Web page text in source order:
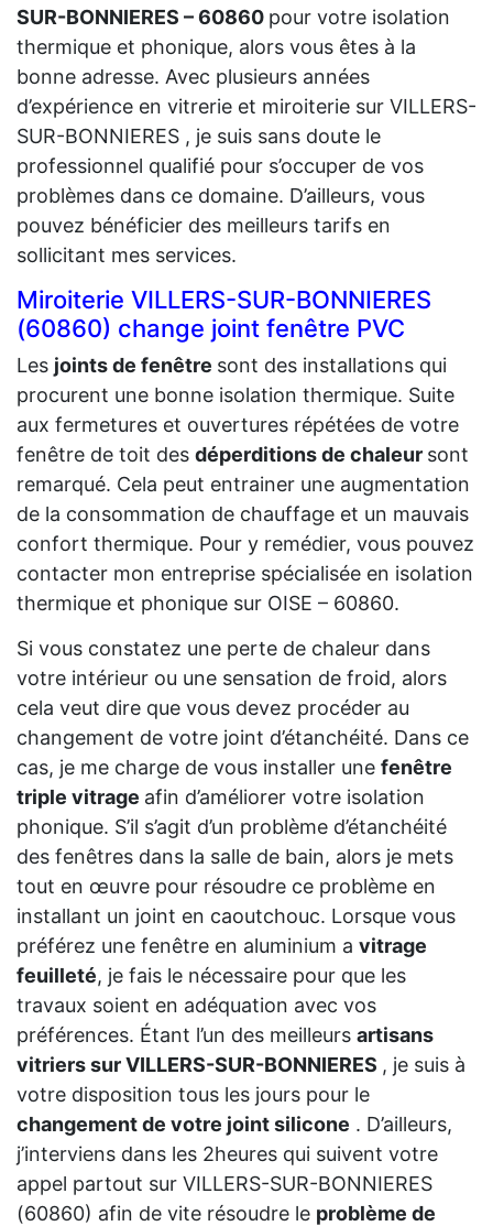
SUR-BONNIERES – 60860 pour votre isolation
thermique et phonique, alors vous êtes à la
bonne adresse. Avec plusieurs années
d’expérience en vitrerie et miroiterie sur VILLERS-
SUR-BONNIERES , je suis sans doute le
professionnel qualifié pour s’occuper de vos
problèmes dans ce domaine. D’ailleurs, vous
pouvez bénéficier des meilleurs tarifs en
sollicitant mes services.
Miroiterie VILLERS-SUR-BONNIERES
(60860) change joint fenêtre PVC
Les joints de fenêtre sont des installations qui
procurent une bonne isolation thermique. Suite
aux fermetures et ouvertures répétées de votre
fenêtre de toit des déperditions de chaleur sont
remarqué. Cela peut entrainer une augmentation
de la consommation de chauffage et un mauvais
confort thermique. Pour y remédier, vous pouvez
contacter mon entreprise spécialisée en isolation
thermique et phonique sur OISE – 60860.
Si vous constatez une perte de chaleur dans
votre intérieur ou une sensation de froid, alors
cela veut dire que vous devez procéder au
changement de votre joint d’étanchéité. Dans ce
cas, je me charge de vous installer une fenêtre
triple vitrage afin d’améliorer votre isolation
phonique. S’il s’agit d’un problème d’étanchéité
des fenêtres dans la salle de bain, alors je mets
tout en œuvre pour résoudre ce problème en
installant un joint en caoutchouc. Lorsque vous
préférez une fenêtre en aluminium a vitrage
feuilleté, je fais le nécessaire pour que les
travaux soient en adéquation avec vos
préférences. Étant l’un des meilleurs artisans
vitriers sur VILLERS-SUR-BONNIERES , je suis à
votre disposition tous les jours pour le
changement de votre joint silicone . D’ailleurs,
j’interviens dans les 2heures qui suivent votre
appel partout sur VILLERS-SUR-BONNIERES
(60860) afin de vite résoudre le problème de